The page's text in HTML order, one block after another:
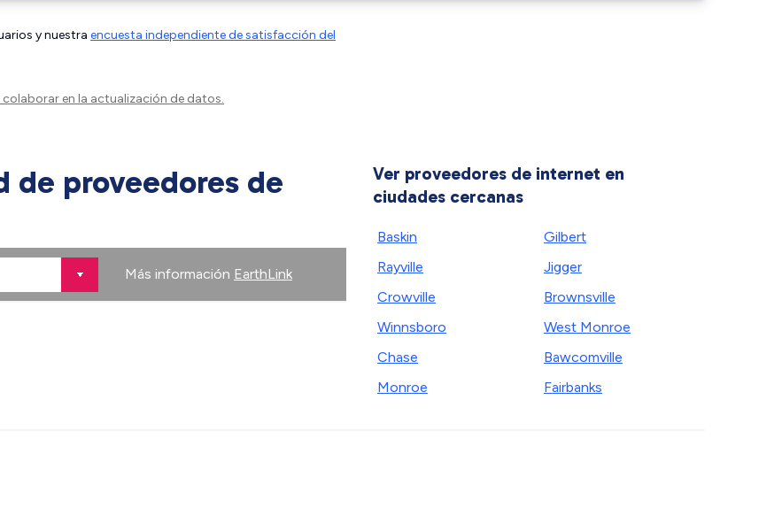
y nuestra encuesta independiente de satisfacción del
en la actualización de datos.
de proveedores de
Más información EarthLink
Ver proveedores de internet en
ciudades cercanas
Baskin
Rayville
Crowville
Winnsboro
Chase
Monroe
Gilbert
Jigger
Brownsville
West Monroe
Bawcomville
Fairbanks